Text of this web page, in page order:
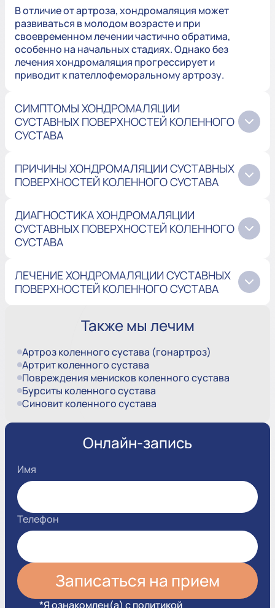
В отличие от артроза, хондромаляция может
развиваться в молодом возрасте и при
своевременном лечении частично обратима,
особенно на начальных стадиях. Однако без
лечения хондромаляция прогрессирует и
приводит к пателлофеморальному артрозу.
СИМПТОМЫ ХОНДРОМАЛЯЦИИ
СУСТАВНЫХ ПОВЕРХНОСТЕЙ КОЛЕННОГО
СУСТАВА
ПРИЧИНЫ ХОНДРОМАЛЯЦИИ СУСТАВНЫХ
ПОВЕРХНОСТЕЙ КОЛЕННОГО СУСТАВА
ДИАГНОСТИКА ХОНДРОМАЛЯЦИИ
СУСТАВНЫХ ПОВЕРХНОСТЕЙ КОЛЕННОГО
СУСТАВА
ЛЕЧЕНИЕ ХОНДРОМАЛЯЦИИ СУСТАВНЫХ
ПОВЕРХНОСТЕЙ КОЛЕННОГО СУСТАВА
Также мы лечим
Артроз коленного сустава (гонартроз)
Артрит коленного сустава
Повреждения менисков коленного сустава
Бурситы коленного сустава
Синовит коленного сустава
Онлайн-запись
Имя
Телефон
*Я ознакомлен(а) с политикой